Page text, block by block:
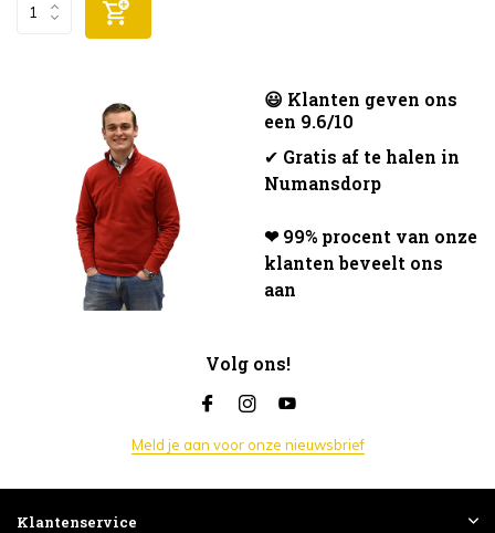
😃 Klanten geven ons
een 9.6/10
✔ Gratis af te halen in
Numansdorp
❤ 99% procent van onze
klanten beveelt ons
aan
Volg ons!
Meld je aan voor onze nieuwsbrief
Klantenservice